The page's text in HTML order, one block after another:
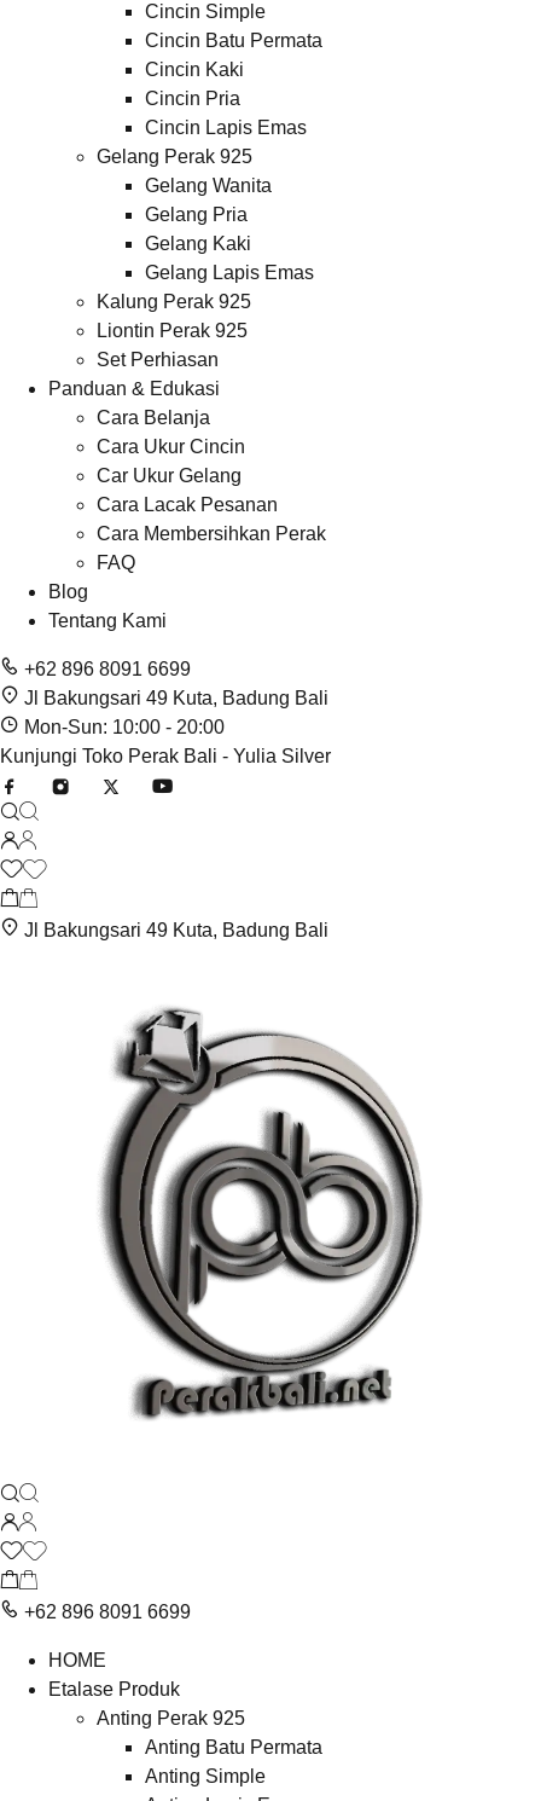
Cincin Simple
Cincin Batu Permata
Cincin Kaki
Cincin Pria
Cincin Lapis Emas
Gelang Perak 925
Gelang Wanita
Gelang Pria
Gelang Kaki
Gelang Lapis Emas
Kalung Perak 925
Liontin Perak 925
Set Perhiasan
Panduan & Edukasi
Cara Belanja
Cara Ukur Cincin
Car Ukur Gelang
Cara Lacak Pesanan
Cara Membersihkan Perak
FAQ
Blog
Tentang Kami
+62 896 8091 6699
Jl Bakungsari 49 Kuta, Badung Bali
Mon-Sun: 10:00 - 20:00
Kunjungi Toko Perak Bali - Yulia Silver
Jl Bakungsari 49 Kuta, Badung Bali
+62 896 8091 6699
HOME
Etalase Produk
Anting Perak 925
Anting Batu Permata
Anting Simple